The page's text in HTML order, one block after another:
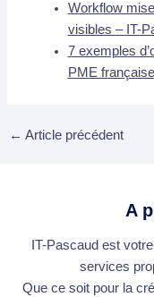
Workflow
visibles – IT-
7 exemples
PME
← Article précédent
A
IT-Pascaud est
services
Que ce soit pour la